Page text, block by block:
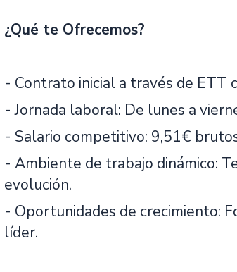
¿Qué te Ofrecemos?
- Contrato inicial a través de ETT
- Jornada laboral: De lunes a
- Salario competitivo: 9,51€
- Ambiente de trabajo dinámico:
evolución.
- Oportunidades de crecimiento:
líder.